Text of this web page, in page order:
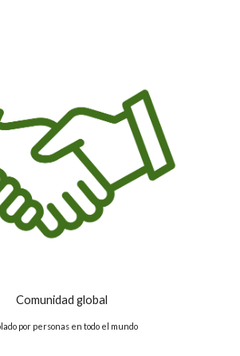
Comunidad global
por personas en todo el mundo